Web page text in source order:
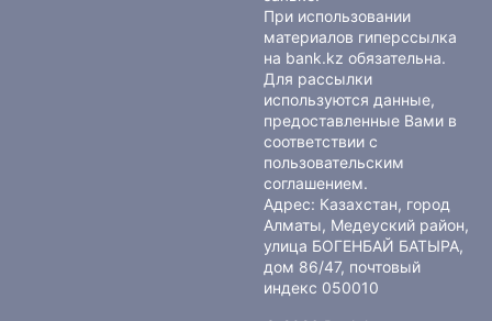
При использовании
материалов гиперссылка
на bank.kz обязательна.
Для рассылки
используются данные,
предоставленные Вами в
соответствии с
пользовательским
соглашением.
Адрес: Казахстан, город
Алматы, Медеуский район,
улица БОГЕНБАЙ БАТЫРА,
дом 86/47, почтовый
индекс 050010